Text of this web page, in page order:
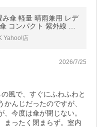
傘 軽量 晴雨兼用 レデ
コンパクト 紫外線 遮
防水 ポイント利用 爆
Yahoo!店
2026/7/25
風で、すぐにふわふわと
んじだったのですが、
今度は傘が閉じない。
まったく閉まらず。室内